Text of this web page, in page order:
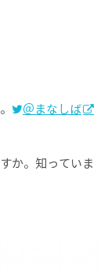
＠まなしば
か。知っていま